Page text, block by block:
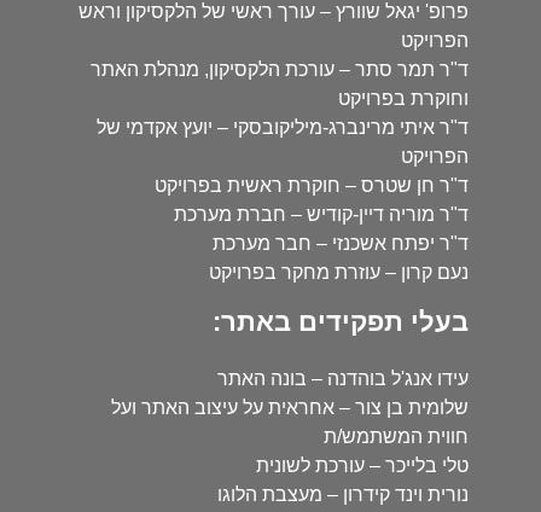
פרופ' יגאל שוורץ – עורך ראשי של הלקסיקון וראש
הפרויקט
ד"ר תמר סתר – עורכת הלקסיקון, מנהלת האתר
וחוקרת בפרויקט
ד"ר איתי מרינברג-מיליקובסקי – יועץ אקדמי של
הפרויקט
ד"ר חן שטרס – חוקרת ראשית בפרויקט
ד"ר מוריה דיין-קודיש – חברת מערכת
ד"ר יפתח אשכנזי – חבר מערכת
נעם קרון – עוזרת מחקר בפרויקט
בעלי תפקידים באתר:
עידו אנג'ל בוהדנה – בונה האתר
שלומית בן צור – אחראית על עיצוב האתר ועל
חווית המשתמש/ת
טלי בלייכר – עורכת לשונית
נורית וינד קידרון – מעצבת הלוגו